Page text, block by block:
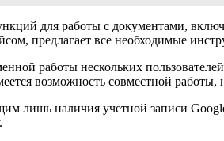
для работы с документами,
предлагает все необходимые
работы нескольких
возможность совместной работы,
лишь наличия учетной записи